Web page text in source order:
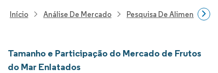
Início Análise De Mercado Pesquisa De Alimentos E
Tamanho e Participação do Mercado de Frutos
do Mar Enlatados